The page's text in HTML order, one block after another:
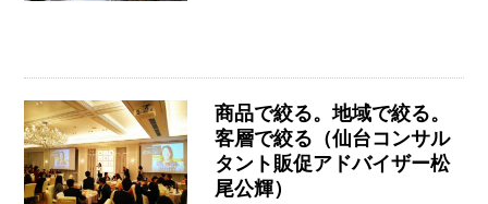
商品で絞る。地域で絞る。
客層で絞る（仙台コンサル
タント販促アドバイザー松
尾公輝）